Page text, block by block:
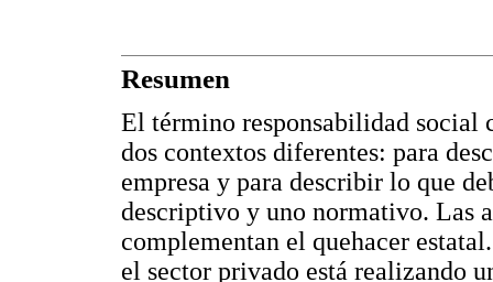
Resumen
El término responsabilidad social
dos contextos diferentes: para
empresa y para describir lo que
descriptivo y uno normativo. Las
complementan el quehacer
el sector privado está realizando